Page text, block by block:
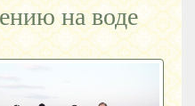
на воде